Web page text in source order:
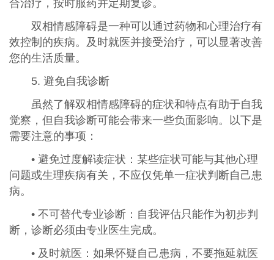
合治疗，按时服药并定期复诊。
双相情感障碍是一种可以通过药物和心理治疗有
效控制的疾病。及时就医并接受治疗，可以显著改善
您的生活质量。
5. 避免自我诊断
虽然了解双相情感障碍的症状和特点有助于自我
觉察，但自我诊断可能会带来一些负面影响。以下是
需要注意的事项：
• 避免过度解读症状：某些症状可能与其他心理
问题或生理疾病有关，不应仅凭单一症状判断自己患
病。
• 不可替代专业诊断：自我评估只能作为初步判
断，诊断必须由专业医生完成。
• 及时就医：如果怀疑自己患病，不要拖延就医